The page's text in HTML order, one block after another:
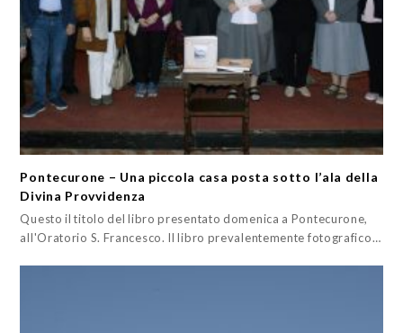
Pontecurone – Una piccola casa posta sotto l’ala della
Divina Provvidenza
Questo il titolo del libro presentato domenica a Pontecurone,
all'Oratorio S. Francesco. Il libro prevalentemente fotografico…